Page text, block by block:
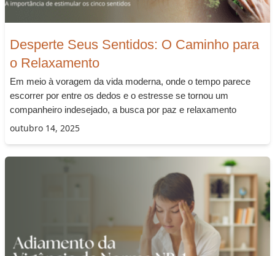
Desperte Seus Sentidos: O Caminho para
o Relaxamento
Em meio à voragem da vida moderna, onde o tempo parece
escorrer por entre os dedos e o estresse se tornou um
companheiro indesejado, a busca por paz e relaxamento
outubro 14, 2025